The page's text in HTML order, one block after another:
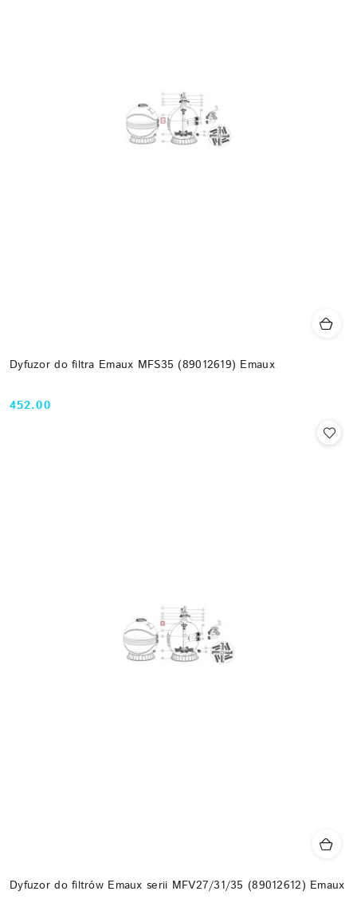
Dyfuzor do filtra Emaux MFS35 (89012619) Emaux
Cena:
452.00
Dyfuzor do filtrów Emaux serii MFV27/31/35 (89012612) Emaux